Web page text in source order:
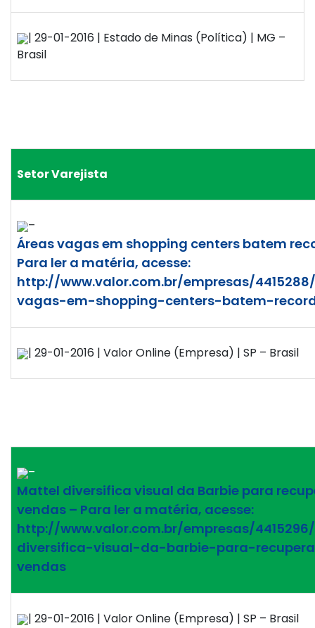
| 29-01-2016 | Estado de Minas (Política) | MG –
Brasil
Setor Varejista
–
Áreas vagas em shopping centers batem
Para ler a matéria, acesse:
http://www.valor.com.br/empresas/
vagas-em-shopping-centers-batem-
| 29-01-2016 | Valor Online (Empresa) | SP – Brasil
–
Mattel diversifica visual da Barbie para
vendas – Para ler a matéria, acesse:
http://www.valor.com.br/empresas/
diversifica-visual-da-barbie-para-
vendas
| 29-01-2016 | Valor Online (Empresa) | SP – Brasil